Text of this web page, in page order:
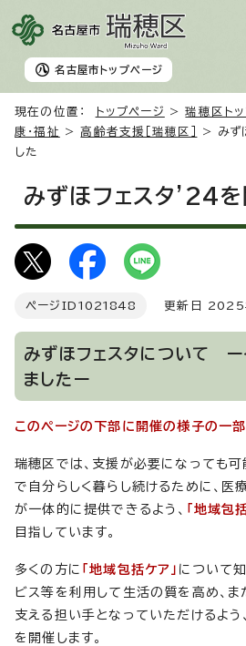
名古屋市 トップページ
現在の位置： トップページ >瑞穂区ト
康・福祉
> 高齢者支援［瑞穂区］
> みず
した
みずほフェスタ'24を
ページID 1021848 更新日 2025
みずほフェスタについて ー
ましたー
このページの下部に開催の様子の一部
瑞穂区では、支援が必要になっても
で自分らしく暮らし続けるために、医
が一体的に提供できるよう、 「地域包
目指しています。
多くの方に 「地域包括ケア」 について
ビス等を利用して生活の質を高め、
支える担い手となっていただけるよう、
を開催します。